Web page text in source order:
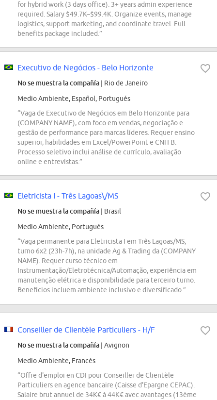
for hybrid work (3 days office). 3+ years admin experience
required. Salary $49.7K–$99.4K. Organize events, manage
logistics, support marketing, and coordinate travel. Full
benefits package included.”
Executivo de Negócios - Belo Horizonte
No se muestra la compañía | Rio de Janeiro
Medio Ambiente, Español, Portugués
“Vaga de Executivo de Negócios em Belo Horizonte para
(COMPANY NAME), com foco em vendas, negociação e
gestão de performance para marcas líderes. Requer ensino
superior, habilidades em Excel/PowerPoint e CNH B.
Processo seletivo inclui análise de currículo, avaliação
online e entrevistas.”
Eletricista I - Três Lagoas\/MS
No se muestra la compañía | Brasil
Medio Ambiente, Portugués
“Vaga permanente para Eletricista I em Três Lagoas/MS,
turno 6x2 (23h-7h), na unidade Ag & Trading da (COMPANY
NAME). Requer curso técnico em
Instrumentação/Eletrotécnica/Automação, experiência em
manutenção elétrica e disponibilidade para terceiro turno.
Benefícios incluem ambiente inclusivo e diversificado.”
Conseiller de Clientèle Particuliers - H/F
No se muestra la compañía | Avignon
Medio Ambiente, Francés
“Offre d'emploi en CDI pour Conseiller de Clientèle
Particuliers en agence bancaire (Caisse d'Epargne CEPAC).
Salaire brut annuel de 34K€ à 44K€ avec avantages (13ème